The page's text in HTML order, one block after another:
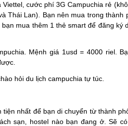
cước phí 3G Campuchia rẻ
Thái Lan). Bạn nên mua trong thành
mua thêm 1 thẻ smart để đăng ký
Mệnh giá 1usd = 4000 riel.
hỏi du lịch campuchia tự túc.
nhất để bạn di chuyển từ thành
sạn, hostel nào bạn đang ở. Sẽ